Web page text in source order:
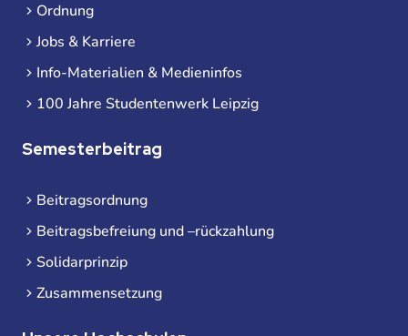
Ordnung
Jobs & Karriere
Info-Materialien & Medieninfos
100 Jahre Studentenwerk Leipzig
Semesterbeitrag
Beitragsordnung
Beitragsbefreiung und –rückzahlung
Solidarprinzip
Zusammensetzung